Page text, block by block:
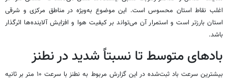
اغلب نقاط استان محسوس است. این موضوع به‌ویژه در مناطق مرکزی و شرقی
استان بارزتر است و استمرار آن می‌تواند بر کیفیت هوا و افزایش آلاینده‌ها اثرگذار
باشد.
بادهای متوسط تا نسبتاً شدید در نطنز
بیشترین سرعت باد ثبت‌شده در این گزارش مربوط به نطنز با سرعت ۱۰ متر بر ثانیه